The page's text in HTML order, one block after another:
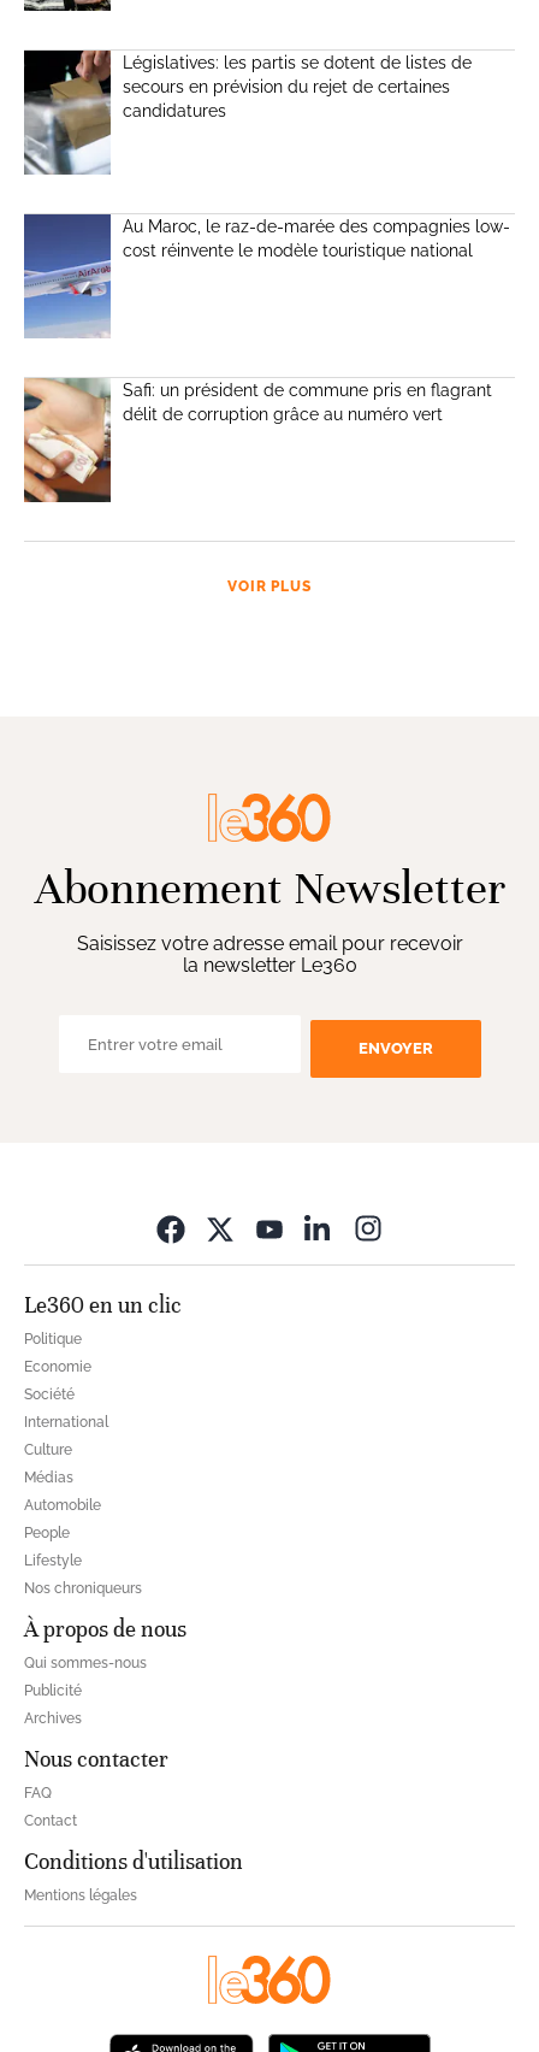
Législatives: les partis se dotent de listes de
secours en prévision du rejet de certaines
candidatures
Au Maroc, le raz-de-marée des compagnies low-
cost réinvente le modèle touristique national
Safi: un président de commune pris en flagrant
délit de corruption grâce au numéro vert
VOIR PLUS
Abonnement Newsletter
Saisissez votre adresse email pour recevoir
la newsletter Le360
ENVOYER
Le360 en un clic
Politique
Economie
Société
International
Culture
Médias
Automobile
People
Lifestyle
Nos chroniqueurs
À propos de nous
Qui sommes-nous
Publicité
Archives
Nous contacter
FAQ
Contact
Conditions d'utilisation
Mentions légales